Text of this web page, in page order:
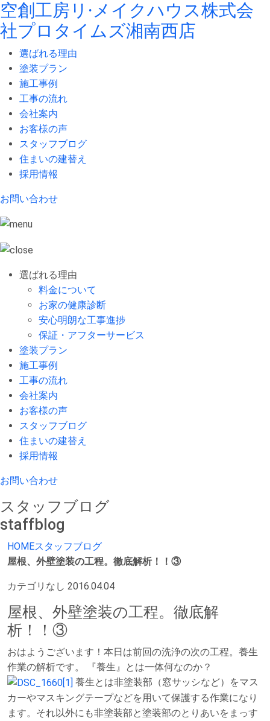
空創工房リ·メイクハウス株式会
社プロタイムズ湘南西店
選ばれる理由
塗装プラン
施工事例
工事の流れ
会社案内
お客様の声
スタッフブログ
住まいの建替え
採用情報
お問い合わせ
選ばれる理由
料金について
お家の健康診断
安心明朗な工事進捗
保証・アフターサービス
塗装プラン
施工事例
工事の流れ
会社案内
お客様の声
スタッフブログ
住まいの建替え
採用情報
お問い合わせ
スタッフブログ
staffblog
HOMEスタッフブログ
屋根、外壁塗装の工程。徹底解析！！③
カテゴリなし 2016.04.04
屋根、外壁塗装の工程。徹底解
析！！③
おはようございます！本日は前回の洗浄の次の工程。養生
作業の解析です。 『養生』とは一体何なのか？
養生とは非塗装部（窓サッシなど）をマス
カーやマスキングテープなどを用いて保護する作業になり
ます。それ以外にも非塗装部と塗装部のとりあいをまっす